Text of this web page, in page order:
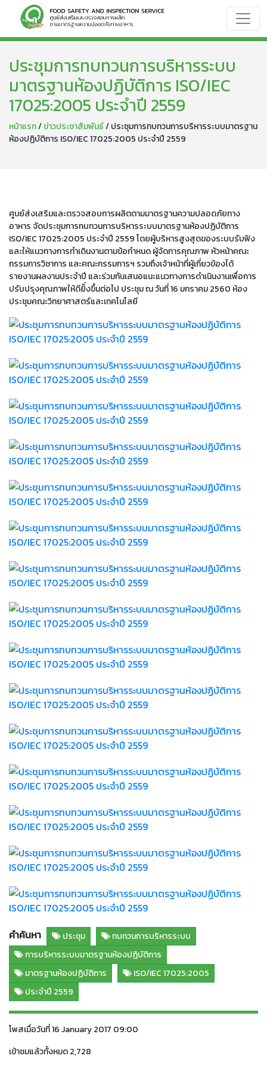
ประชุมการทบทวนการบริหารระบบ
มาตรฐานห้องปฏิบัติการ ISO/IEC
17025:2005 ประจำปี 2559
หน้าแรก/ข่าวประชาสัมพันธ์/ ประชุมการทบทวนการบริหารระบบมาตรฐาน
ห้องปฏิบัติการ ISO/IEC 17025:2005 ประจำปี 2559
ศูนย์ส่งเสริมและตรวจสอบการผลิตตามมาตรฐานความปลอดภัยทาง
อาหาร จัดประชุมการทบทวนการบริหารระบบมาตรฐานห้องปฏิบัติการ
ISO/IEC 17025:2005 ประจำปี 2559 โดยผู้บริหารสูงสุดของระบบรับฟัง
และให้แนวทางการทำเดินงานตามข้อกำหนด ผู้จัดการคุณภาพ หัวหน้าคณะ
กรรมการวิชาการ และคณะกรรมการฯ รวมถึงเจ้าหน้าที่ผู้เกี่ยวข้องได้
รายงานผลงานประจำปี และร่วมกันเสนอแนะแนวทางการดำเนินงานเพื่อการ
ปรับปรุงคุณภาพให้ดียิิ่งขึ้นต่อไป ประชุม ณ วันที่ 16 มกราคม 2560 ห้อง
ประชุมคณะวิทยาศาสตร์และเทคโนโลยี
คำค้นหา ประชุม
ทบทวนการบริหารระบบ
การบริหารระบบมาตรฐานห้องปฏิบัติการ
มาตรฐานห้องปฏิบัติการ
ISO/IEC 17025:2005
ประจำปี 2559
โพสเมื่อวันที่ 16 January 2017 09:00
เข้าชมแล้วทั้งหมด 2,728